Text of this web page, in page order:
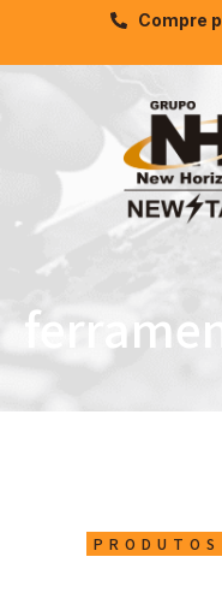
Compre
PRODUTOS